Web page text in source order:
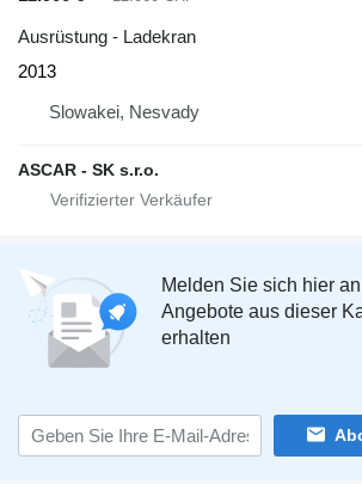
Ausrüstung - Ladekran
2013
Slowakei, Nesvady
ASCAR - SK s.r.o.
Melden Sie sich hier
Angebote aus dieser
erhalten